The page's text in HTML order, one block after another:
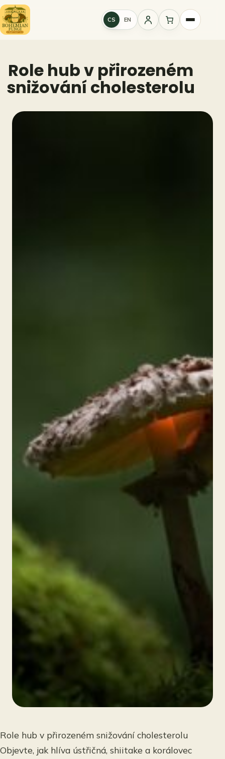
Přeskočit
na
obsah
CS EN
Přihlášení
Role hub v přirozeném
snižování cholesterolu
Role hub v přirozeném snižování cholesterolu
Objevte, jak hlíva ústřičná, shiitake a korálovec